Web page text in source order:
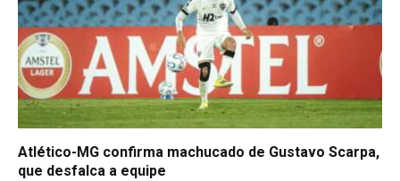
Atlético-MG confirma machucado de Gustavo Scarpa,
que desfalca a equipe